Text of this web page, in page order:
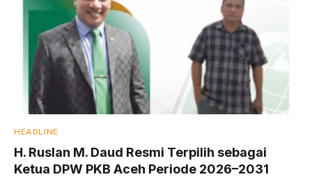
HEADLINE
H. Ruslan M. Daud Resmi Terpilih sebagai
Ketua DPW PKB Aceh Periode 2026–2031